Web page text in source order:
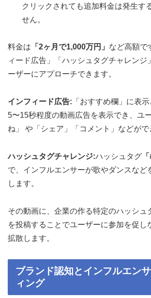
クリックされても追加料金は発生す
せん。
料金は 「2ヶ月で1,000万円」 など高額で
ィード広告」「ハッシュタグチャレンジ
ーザーにアプローチできます。
インフィード広告: 「おすすめ欄」に表
5〜15秒程度の動画広告を表示でき、ユ
ね」 や「シェア」「コメント」などがで
ハッシュタグチャレンジ:ハッシュタグ
で、インフルエンサーが歌やダンスなど
します。
その動画に、企業の作る特定のハッシュ
を投稿することでユーザーに参加を促し
拡散します。
ブランド認知とインフルエン
ィング